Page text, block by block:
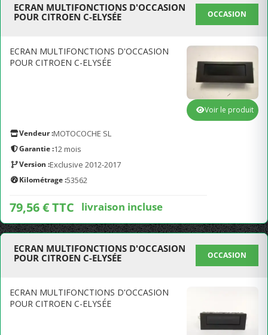
ECRAN MULTIFONCTIONS D'OCCASION
POUR CITROEN C-ELYSÉE
OCCASION
ECRAN MULTIFONCTIONS D'OCCASION
POUR CITROEN C-ELYSÉE
Vendeur :MOTOCOCHE SL
Garantie :12 mois
Version :Exclusive 2012-2017
Kilométrage :53562
79,56 € TTC livraison incluse
Voir le produit
ECRAN MULTIFONCTIONS D'OCCASION
POUR CITROEN C-ELYSÉE
OCCASION
ECRAN MULTIFONCTIONS D'OCCASION
POUR CITROEN C-ELYSÉE